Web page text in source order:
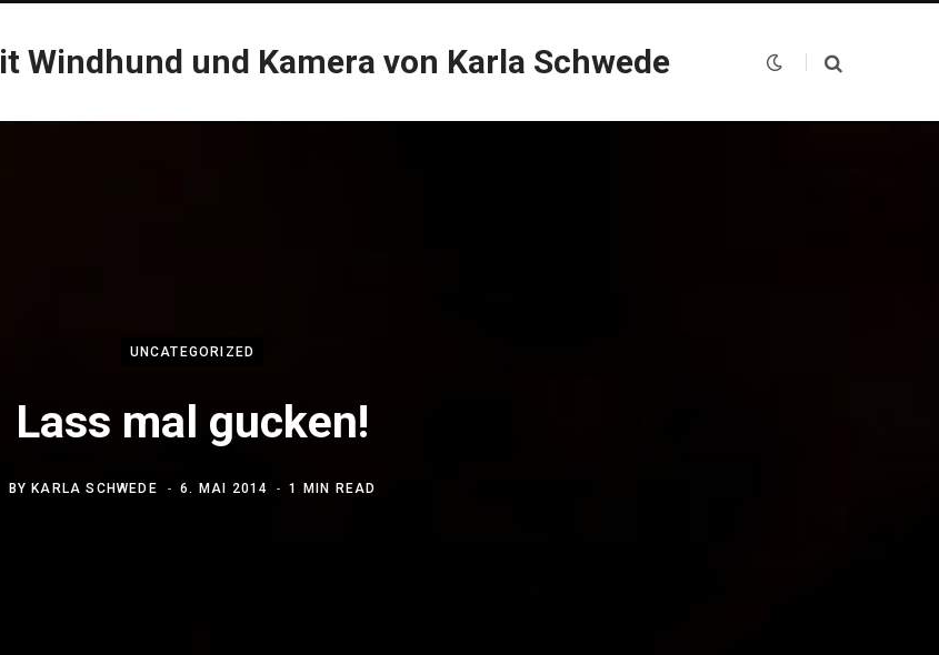
Windhund und Kamera von Karla Schwede
UNCATEGORIZED
Lass mal gucken!
BYKARLA SCHWEDE 6. MAI 2014 1 MIN READ